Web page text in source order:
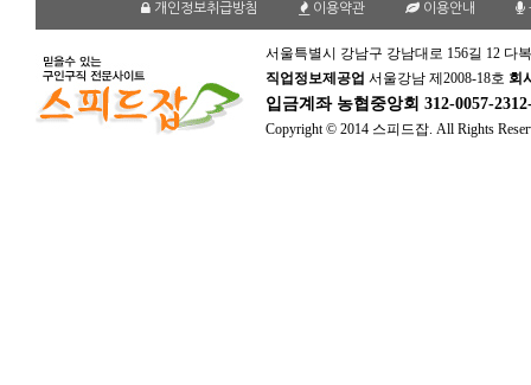
개인정보취급방침 이용약관 이용안내
서울특별시 강남구 강남대로 156길 12 다
직업정보제공업 서울강남 제2008-18호 회
입금계좌 농협중앙회 312-0057-
Copyright © 2014 스피드잡. All Rights